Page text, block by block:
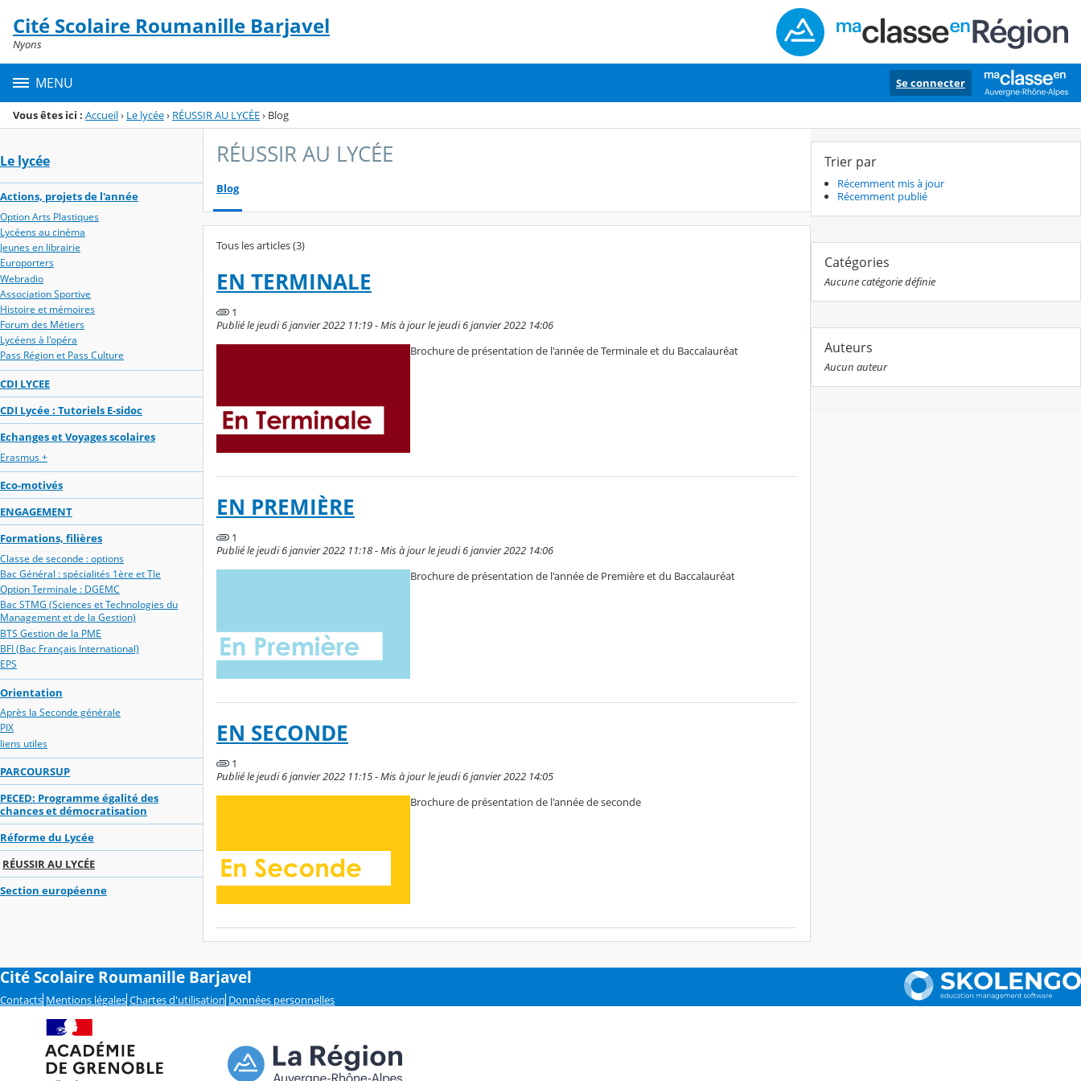
Menu de la rubrique
Contenu
Cité Scolaire Roumanille Barjavel
Nyons
MENU Se connecter
Vous êtes ici : Accueil› Le lycée› RÉUSSIR AU LYCÉE› Blog
Le lycée
Actions, projets de l'année
Option Arts Plastiques
Lycéens au cinéma
Jeunes en librairie
Europorters
Webradio
Association Sportive
Histoire et mémoires
Forum des Métiers
Lycéens à l'opéra
Pass Région et Pass Culture
CDI LYCEE
CDI Lycée : Tutoriels E-sidoc
Echanges et Voyages scolaires
Erasmus +
Eco-motivés
ENGAGEMENT
Formations, filières
Classe de seconde : options
Bac Général : spécialités 1ère et Tle
Option Terminale : DGEMC
Bac STMG (Sciences et Technologies du
Management et de la Gestion)
BTS Gestion de la PME
BFI (Bac Français International)
EPS
Orientation
Après la Seconde générale
PIX
liens utiles
PARCOURSUP
PECED: Programme égalité des
chances et démocratisation
Réforme du Lycée
RÉUSSIR AU LYCÉE
Section européenne
RÉUSSIR AU LYCÉE
Blog
Tous les articles (3)
EN TERMINALE
1
Publié le jeudi 6 janvier 2022 11:19 - Mis à jour le jeudi 6 janvier 2022 14:06
Brochure de présentation de l'année de Terminale et du Baccalauréat
EN PREMIÈRE
1
Publié le jeudi 6 janvier 2022 11:18 - Mis à jour le jeudi 6 janvier 2022 14:06
Brochure de présentation de l'année de Première et du Baccalauréat
EN SECONDE
1
Publié le jeudi 6 janvier 2022 11:15 - Mis à jour le jeudi 6 janvier 2022 14:05
Brochure de présentation de l'année de seconde
Trier par
Récemment mis à jour
Récemment publié
Catégories
Aucune catégorie définie
Auteurs
Aucun auteur
Cité Scolaire Roumanille Barjavel
Contacts Mentions légales Chartes d'utilisation Données personnelles